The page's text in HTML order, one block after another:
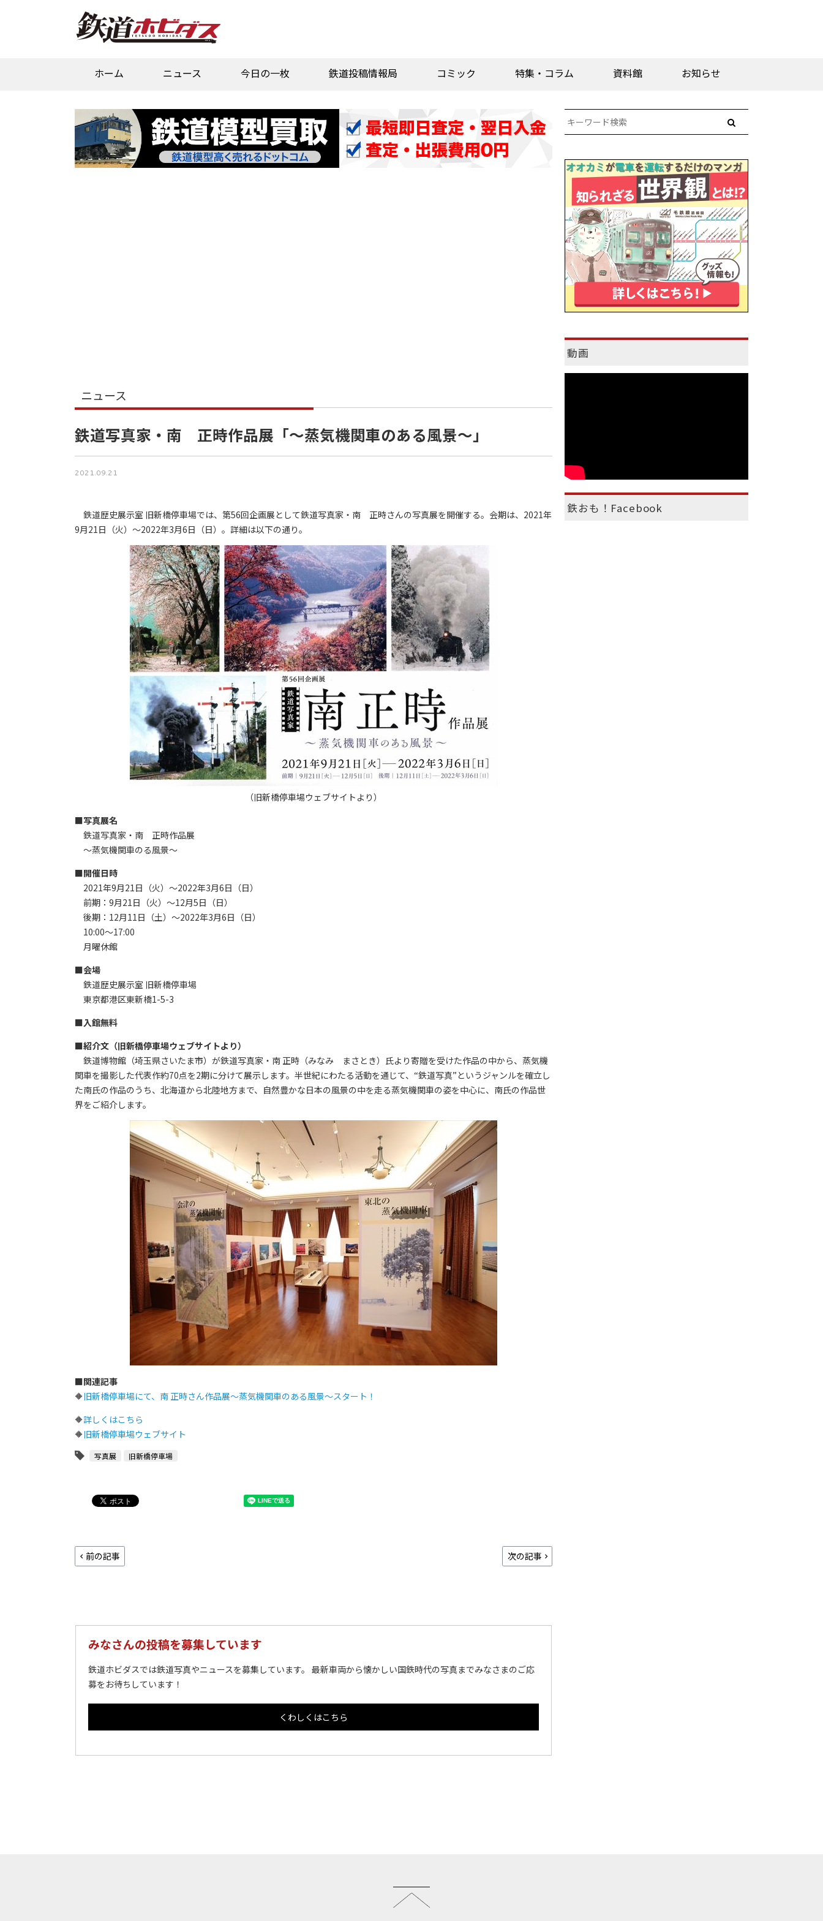
ホーム ニュース 今日の一枚 鉄道投稿情報局 コミック 特集・コラム 資料館 お知らせ
ニュース
鉄道写真家・南 正時作品展「～蒸気機関車のある風景～」
2021.09.21
鉄道歴史展示室 旧新橋停車場では、第56回企画展として鉄道写真家・南 正時さんの写真展を開催する。会期は、2021年
9月21日（火）～2022年3月6日（日）。詳細は以下の通り。
（旧新橋停車場ウェブサイトより）
■写真展名
鉄道写真家・南 正時作品展
～蒸気機関車のる風景～
■開催日時
2021年9月21日（火）～2022年3月6日（日）
前期：9月21日（火）～12月5日（日）
後期：12月11日（土）～2022年3月6日（日）
10:00～17:00
月曜休館
■会場
鉄道歴史展示室 旧新橋停車場
東京都港区東新橋1-5-3
■入館無料
■紹介文（旧新橋停車場ウェブサイトより）
鉄道博物館（埼玉県さいたま市）が鉄道写真家・南 正時（みなみ まさとき）氏より寄贈を受けた作品の中から、蒸気機
関車を撮影した代表作約70点を2期に分けて展示します。半世紀にわたる活動を通じて、“鉄道写真”というジャンルを確立し
た南氏の作品のうち、北海道から北陸地方まで、自然豊かな日本の風景の中を走る蒸気機関車の姿を中心に、南氏の作品世
界をご紹介します。
■関連記事
🔶旧新橋停車場にて、南 正時さん作品展～蒸気機関車のある風景～スタート！
🔶詳しくはこちら
🔶旧新橋停車場ウェブサイト
写真展 旧新橋停車場
前の記事 次の記事
みなさんの投稿を募集しています
鉄道ホビダスでは鉄道写真やニュースを募集しています。 最新車両から懐かしい国鉄時代の写真までみなさまのご応
募をお待ちしています！
くわしくはこちら
動画
鉄おも！Facebook